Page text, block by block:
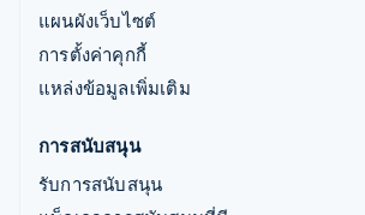
แผนผังเว็บไซต์
การตั้งค่าคุกกี้
แหล่งข้อมูลเพิ่มเติม
การสนับสนุน
รับการสนับสนุน